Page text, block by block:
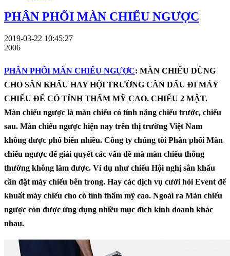
PHÂN PHỐI MÀN CHIẾU NGƯỢC
2019-03-22 10:45:27
2006
PHÂN PHỐI MÀN CHIẾU NGƯỢC: MÀN CHIẾU DÙNG
CHO SÂN KHẤU HAY HỘI TRƯỜNG CẦN DẤU ĐI MÁY
CHIẾU ĐỂ CÓ TÍNH THẨM MỸ CAO. CHIẾU 2 MẶT.
Màn chiếu ngược là màn chiếu có tính năng chiếu trước, chiếu
sau. Màn chiếu ngược hiện nay trên thị trường Việt Nam
không được phổ biến nhiều. Công ty chúng tôi Phân phối Màn
chiếu ngược để giải quyết các vấn đề mà màn chiếu thông
thường không làm được. Ví dụ như chiếu Hội nghị sân khấu
cần đặt máy chiếu bên trong. Hay các dịch vụ cưới hỏi Event để
khuất máy chiếu cho có tính thẩm mỹ cao. Ngoài ra Màn chiếu
ngược còn được ứng dụng nhiều mục đích kinh doanh khác
nhau.